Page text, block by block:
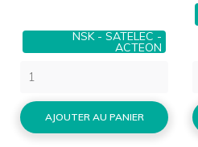
NSK - SATELEC -
ACTEON
AJOUTER AU PANIER